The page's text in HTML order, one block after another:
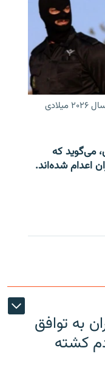
سازمان حقوق بشر ایران در هفت ماه نخست سال ۲۰۲۶ میلادی
می‌گوید که
به توافق
کشته